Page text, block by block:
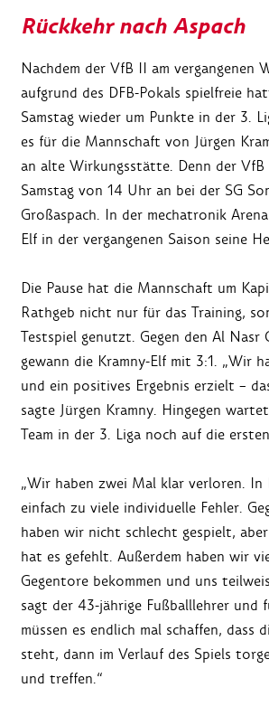
Rückkehr nach Aspach
Nachdem der VfB II am vergangenen
aufgrund des DFB-Pokals spielfreie
Samstag wieder um Punkte in der 3.
es für die Mannschaft von Jürgen
an alte Wirkungsstätte. Denn der
Samstag von 14 Uhr an bei der SG
Großaspach. In der mechatronik
Elf in der vergangenen Saison seine
Die Pause hat die Mannschaft um
Rathgeb nicht nur für das Training,
Testspiel genutzt. Gegen den Al Nasr
gewann die Kramny-Elf mit 3:1. „Wir
und ein positives Ergebnis erzielt –
sagte Jürgen Kramny. Hingegen
Team in der 3. Liga noch auf die
„Wir haben zwei Mal klar verloren. In
einfach zu viele individuelle Fehler.
haben wir nicht schlecht gespielt,
hat es gefehlt. Außerdem haben wir
Gegentore bekommen und uns
sagt der 43-jährige Fußballlehrer und
müssen es endlich mal schaffen, dass
steht, dann im Verlauf des Spiels
und treffen.“